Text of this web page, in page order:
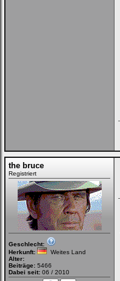
the bruce
Registriert
Geschlecht:
Herkunft:
Weites Land
Alter:
Beiträge: 5466
Dabei seit: 06 / 2010